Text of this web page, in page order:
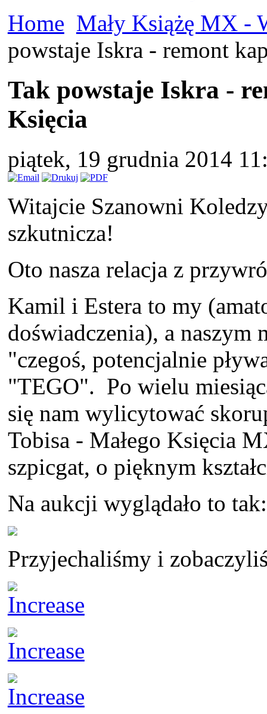
Home Mały Książę MX -
powstaje Iskra - remont
Tak powstaje Iskra -
Księcia
piątek, 19 grudnia 2014
Witajcie Szanowni
szkutnicza!
Oto nasza relacja z
Kamil i Estera to my
doświadczenia), a naszym
"czegoś, potencjalnie
"TEGO". Po wielu
się nam wylicytować
Tobisa - Małego Księcia
szpicgat, o pięknym
Na aukcji wyglądało to tak:
Przyjechaliśmy i